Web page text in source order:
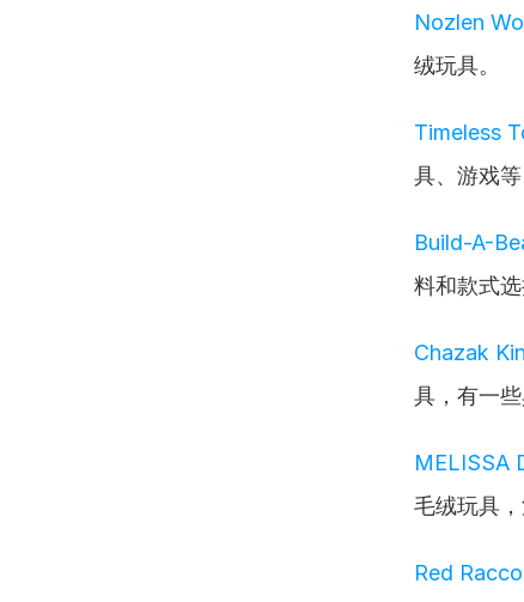
Nozlen
绒玩具。
Timeless
具、游戏
Build-A-
料和款式选
Chazak
具，有一些
MELISSA
毛绒玩具
Red